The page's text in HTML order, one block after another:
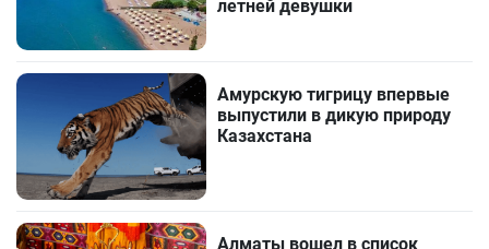
летней девушки
Амурскую тигрицу впервые
выпустили в дикую природу
Казахстана
Алматы вошел в список